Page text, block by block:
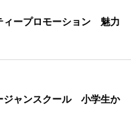
ィープロモーション 魅力
ジャンスクール 小学生か